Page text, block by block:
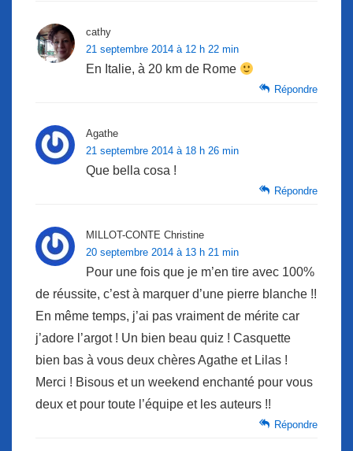
cathy
21 septembre 2014 à 12 h 22 min
En Italie, à 20 km de Rome
Répondre
Agathe
21 septembre 2014 à 18 h 26 min
Que bella cosa !
Répondre
MILLOT-CONTE Christine
20 septembre 2014 à 13 h 21 min
Pour une fois que je m’en tire avec 100%
de réussite, c’est à marquer d’une pierre blanche !!
En même temps, j’ai pas vraiment de mérite car
j’adore l’argot ! Un bien beau quiz ! Casquette
bien bas à vous deux chères Agathe et Lilas !
Merci ! Bisous et un weekend enchanté pour vous
deux et pour toute l’équipe et les auteurs !!
Répondre